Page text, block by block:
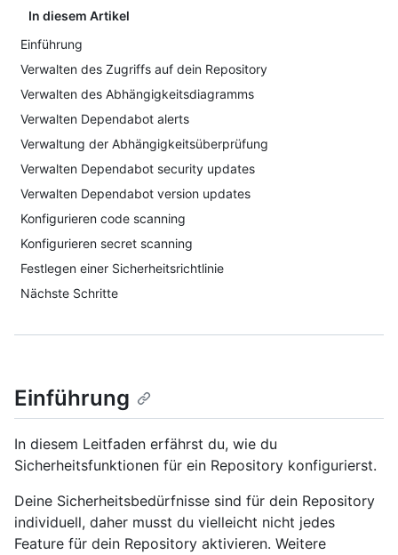
In diesem Artikel
Einführung
Verwalten des Zugriffs auf dein Repository
Verwalten des Abhängigkeitsdiagramms
Verwalten Dependabot alerts
Verwaltung der Abhängigkeitsüberprüfung
Verwalten Dependabot security updates
Verwalten Dependabot version updates
Konfigurieren code scanning
Konfigurieren secret scanning
Festlegen einer Sicherheitsrichtlinie
Nächste Schritte
Einführung
In diesem Leitfaden erfährst du, wie du
Sicherheitsfunktionen für ein Repository konfigurierst.
Deine Sicherheitsbedürfnisse sind für dein Repository
individuell, daher musst du vielleicht nicht jedes
Feature für dein Repository aktivieren. Weitere